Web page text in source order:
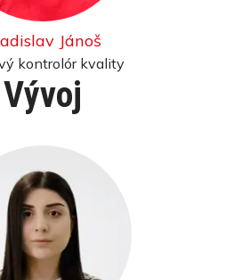
Jánoš
kontrolór kvality
Vývoj